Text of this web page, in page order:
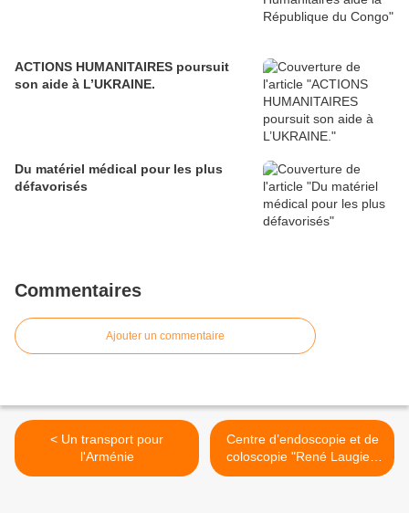
ACTIONS HUMANITAIRES poursuit
son aide à L’UKRAINE.
Du matériel médical pour les plus
défavorisés
Commentaires
Ajouter un commentaire
< Un transport pour
l'Arménie
Centre d’endoscopie et de
coloscopie "René Laugier"
à Goris, en Arménie. >